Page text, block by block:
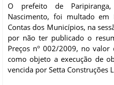
O prefeito de
Nascimento, foi multado
Contas dos Municípios, na
por não ter publicado o
Preços nº 002/2009, no
como objeto a execução de
vencida por Setta Construções